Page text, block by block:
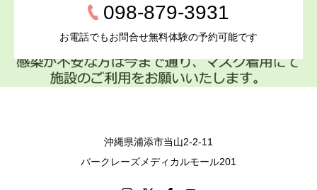
098-879-3931
お電話でもお問合せ無料体験の予約可能です
沖縄県浦添市当山2-2-11
バークレーズメディカルモール201